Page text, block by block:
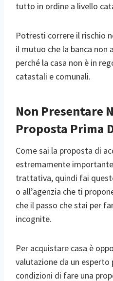
tutto in ordine a livello
Potresti correre il rischio
il mutuo che la banca
perché la casa non è in
catastali e comunali.
Non Presentare
Proposta Prima
Come sai la proposta di
estremamente
trattativa, quindi fai
o all’agenzia che ti
che il passo che stai per
incognite.
Per acquistare casa è
valutazione da un esperto
condizioni di fare una